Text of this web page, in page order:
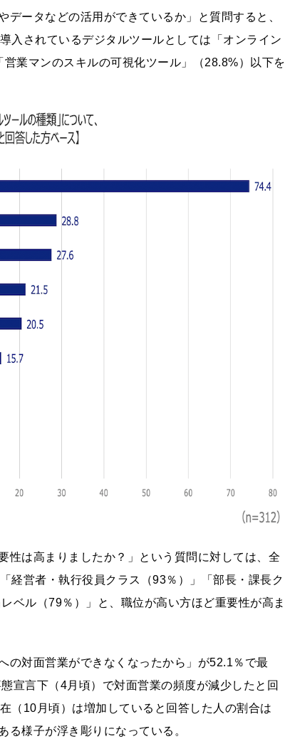
ータなどの活用ができているか」と質問すると、
入されているデジタルツールとしては「オンライン
業マンのスキルの可視化ツール」（28.8%）以下を
性は高まりましたか？」という質問に対しては、全
経営者・執行役員クラス（93％）」「部長・課長ク
ベル（79％）」と、職位が高い方ほど重要性が高ま
の対面営業ができなくなったから」が52.1％で最
宣言下（4月頃）で対面営業の頻度が減少したと回
（10月頃）は増加していると回答した人の割合は
様子が浮き彫りになっている。